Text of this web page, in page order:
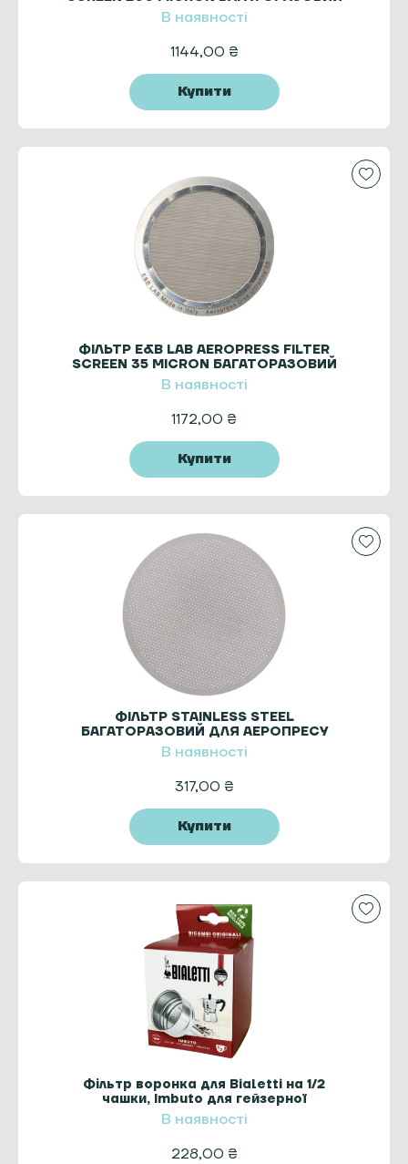
ДЛЯ АЕРОПРЕСУ
В наявності
1144,00 ₴
Купити
ФІЛЬТР E&B LAB AEROPRESS FILTER
SCREEN 35 MICRON БАГАТОРАЗОВИЙ
ДЛЯ АЕРОПРЕСА
В наявності
1172,00 ₴
Купити
ФІЛЬТР STAINLESS STEEL
БАГАТОРАЗОВИЙ ДЛЯ АЕРОПРЕСУ
В наявності
317,00 ₴
Купити
Фільтр воронка для Bialetti на 1/2
чашки, Imbuto для гейзерної
кавоварки
В наявності
228,00 ₴